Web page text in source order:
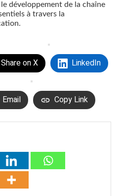
développement de la chaîne
à travers la
Share on X LinkedIn
Email Copy Link